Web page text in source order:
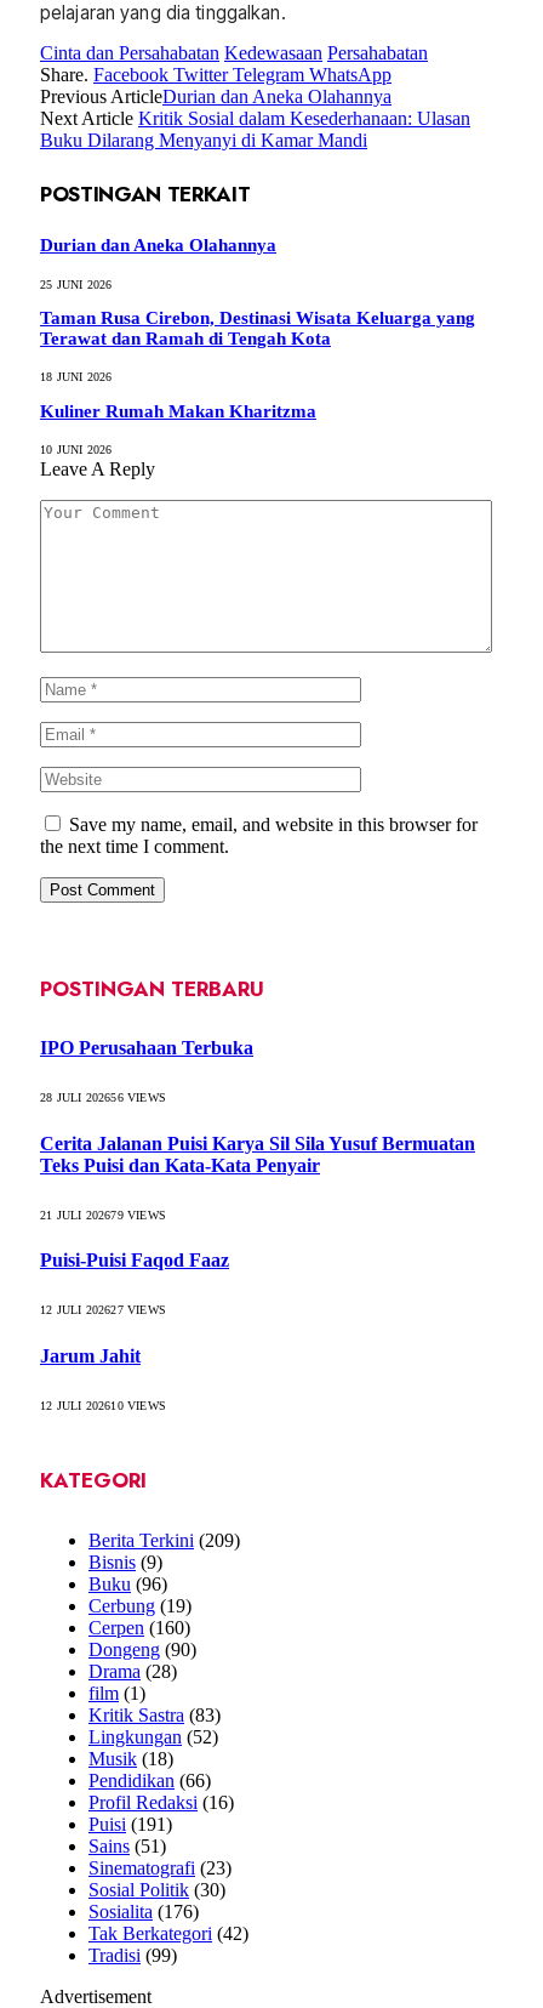
pelajaran yang dia tinggalkan.
Cinta dan Persahabatan Kedewasaan Persahabatan
Share. Facebook Twitter Telegram WhatsApp
Previous ArticleDurian dan Aneka Olahannya
Next Article Kritik Sosial dalam Kesederhanaan: Ulasan
Buku Dilarang Menyanyi di Kamar Mandi
POSTINGAN TERKAIT
Durian dan Aneka Olahannya
25 JUNI 2026
Taman Rusa Cirebon, Destinasi Wisata Keluarga yang
Terawat dan Ramah di Tengah Kota
18 JUNI 2026
Kuliner Rumah Makan Kharitzma
10 JUNI 2026
Leave A Reply
Save my name, email, and website in this browser for
the next time I comment.
POSTINGAN TERBARU
IPO Perusahaan Terbuka
28 JULI 202656VIEWS
Cerita Jalanan Puisi Karya Sil Sila Yusuf Bermuatan
Teks Puisi dan Kata-Kata Penyair
21 JULI 202679VIEWS
Puisi-Puisi Faqod Faaz
12 JULI 202627VIEWS
Jarum Jahit
12 JULI 202610VIEWS
KATEGORI
Berita Terkini (209)
Bisnis (9)
Buku (96)
Cerbung (19)
Cerpen (160)
Dongeng (90)
Drama (28)
film (1)
Kritik Sastra (83)
Lingkungan (52)
Musik (18)
Pendidikan (66)
Profil Redaksi (16)
Puisi (191)
Sains (51)
Sinematografi (23)
Sosial Politik (30)
Sosialita (176)
Tak Berkategori (42)
Tradisi (99)
Advertisement